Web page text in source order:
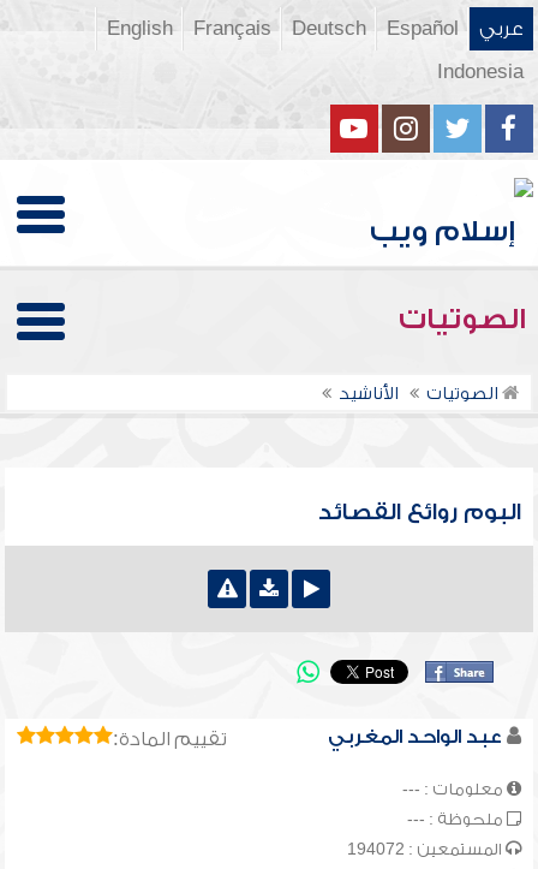
عربي Español
Deutsch
Français
English
Indonesia
الصوتيات
الصوتيات الأناشيد
البوم روائع القصائد
تقييم المادة: عبد الواحد المغربي
معلومات : ---
ملحوظة : ---
المستمعين : 194072